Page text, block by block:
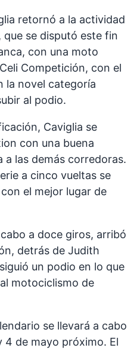
retornó a la actividad
se disputó este fin
con una moto
Competición, con el
la novel categoría
al podio.
Caviglia se
con una buena
las demás corredoras.
a cinco vueltas se
el mejor lugar de
a doce giros, arribó
detrás de Judith
un podio en lo que
motociclismo de
se llevará a cabo
4 de mayo próximo. El